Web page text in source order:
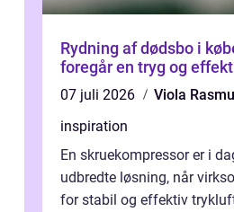
Rydning af dødsbo i
foregår en tryg og
07 juli 2026
Viola
inspiration
En skruekompressor er i
udbredte løsning, når
for stabil og effektiv